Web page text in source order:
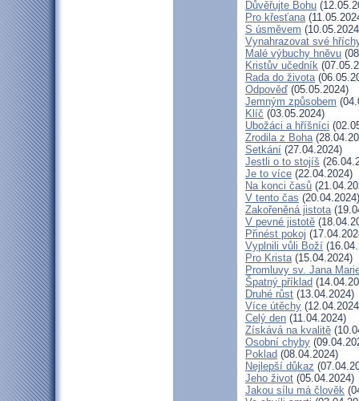
Důvěřujte Bohu
Pro křesťana
S úsměvem
Vynahrazovat své
Malé výbuchy hněvu
Kristův učedník
Rada do života
Odpověď (05.05.2024)
Jemným způsobem
Klíč (03.05.2024)
Ubožáci a hříšníci
Zrodila z Boha
Setkání (27.04.2024)
Jestli o to stojíš
Je to více (22.04.2024)
Na konci časů
V tento čas (20.04.2024)
Zakořeněná jistota
V pevné jistotě
Přinést pokoj
Vyplnili vůli Boží
Pro Krista(15.04.2024)
Promluvy sv. Jana
Špatný příklad
Druhé růst (13.04.2024)
Více útěchy
Celý den (11.04.2024)
Získává na kvalitě
Osobní chyby
Poklad (08.04.2024)
Nejlepší důkaz
Jeho život (05.04.2024)
Jakou sílu má člověk